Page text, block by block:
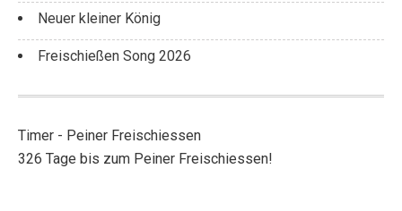
Neuer kleiner König
Freischießen Song 2026
Timer - Peiner Freischiessen
326 Tage bis zum Peiner Freischiessen!